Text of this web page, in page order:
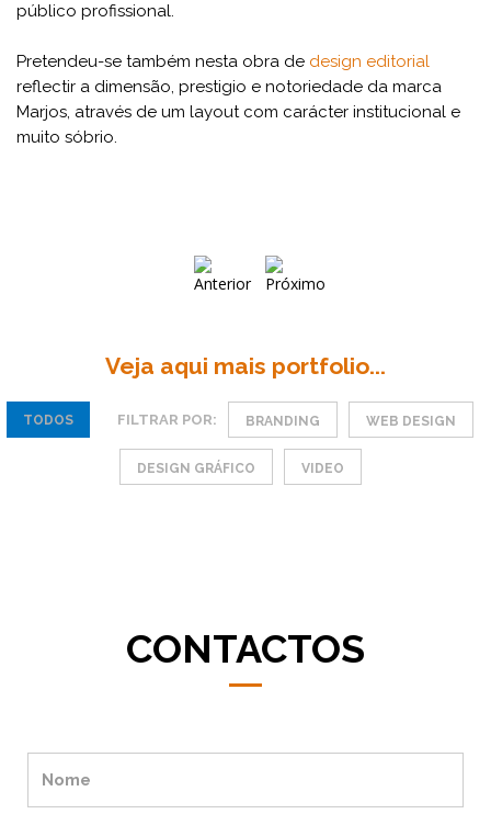
público profissional.
Pretendeu-se também nesta obra de design editorial
reflectir a dimensão, prestigio e notoriedade da marca
Marjos, através de um layout com carácter institucional e
muito sóbrio.
Veja aqui mais portfolio...
TODOS FILTRAR POR: BRANDING WEB DESIGN
DESIGN GRÁFICO VIDEO
CONTACTOS